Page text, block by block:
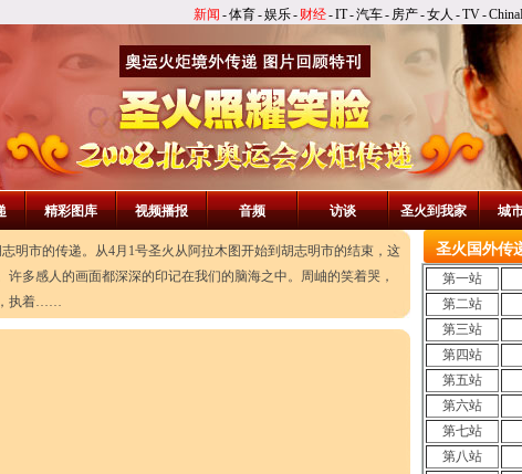
新闻 -体育-娱乐- 财经-IT-汽车- 房产-女人 -TV-
精彩图库 视频播报 音频 访谈 圣火到我家 城
明市的传递。从4月1号圣火从阿拉木图开始到胡志明市的结束，这
多感人的画面都深深的印记在我们的脑海之中。周岫的笑着哭，
，执着……
圣火国外传
第一站
第二站
第三站
第四站
第五站
第六站
第七站
第八站